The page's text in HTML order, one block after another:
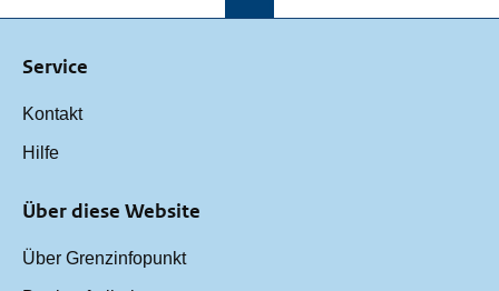
Service
Kontakt
Hilfe
Über diese Website
Über Grenzinfopunkt